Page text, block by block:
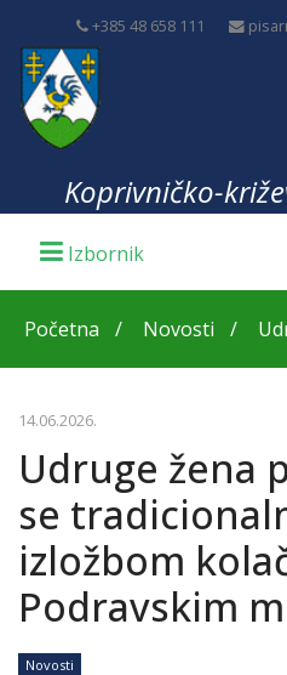
+385 48 658 111
Koprivničko-
Početna Novosti
14.06.2026.
Udruge žena
se
izložbom
Podravskim
Novosti